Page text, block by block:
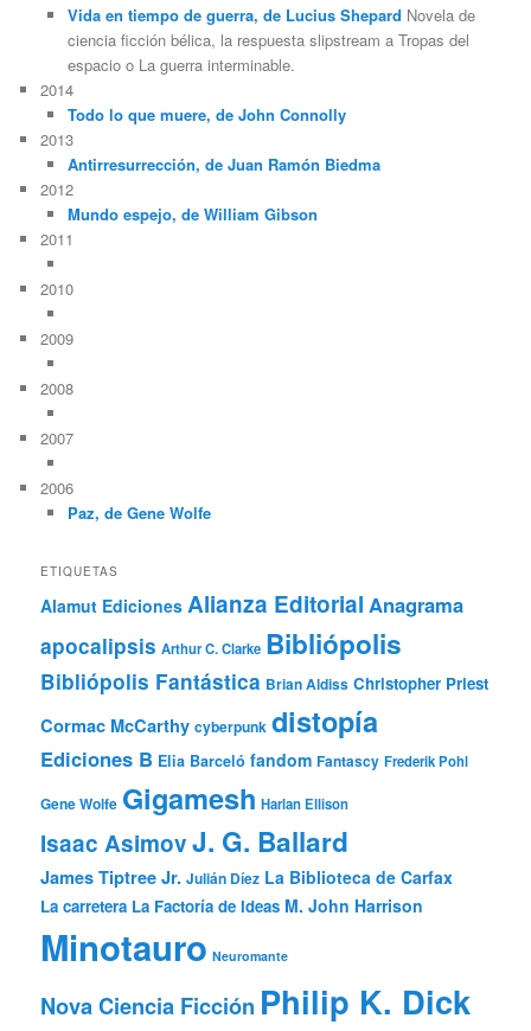
Vida en tiempo de guerra, de Lucius Shepard Novela de
ciencia ficción bélica, la respuesta slipstream a Tropas del
espacio o La guerra interminable.
2014
Todo lo que muere, de John Connolly
2013
Antirresurrección, de Juan Ramón Biedma
2012
Mundo espejo, de William Gibson
2011
2010
2009
2008
2007
2006
Paz, de Gene Wolfe
ETIQUETAS
Alamut Ediciones Alianza Editorial Anagrama
apocalipsis Arthur C. Clarke Bibliópolis
Bibliópolis Fantástica Brian Aldiss Christopher Priest
Cormac McCarthy cyberpunk distopía
Ediciones B Elia Barceló fandom Fantascy Frederik Pohl
Gene Wolfe Gigamesh Harlan Ellison
Isaac AsimovJ. G. Ballard
James Tiptree Jr. Julián Díez La Biblioteca de Carfax
La carretera La Factoría de Ideas M. John Harrison
Minotauro Neuromante
Nova Ciencia Ficción Philip K. Dick